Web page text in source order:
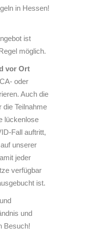
in Hessen!
ist
möglich.
vor Ort
oder
Auch die
die Teilnahme
lückenlose
Fall auftritt,
unserer
jeder
verfügbar
ist.
und
Besuch!